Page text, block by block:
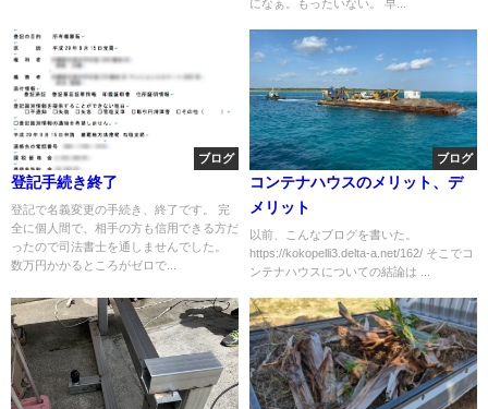
になぁ。もったいない。 早...
ブログ
登記手続き終了
登記で名義変更の手続き、終了です。 完
全に個人間で、相手の方も信用できる方だ
ったので司法書士を通しませんでした。
数万円かかるところがゼロで...
ブログ
コンテナハウスのメリット、デ
メリット
以前、こんなブログを書いた。
https://kokopelli3.delta-a.net/162/ そこでコ
ンテナハウスについての結論は ...